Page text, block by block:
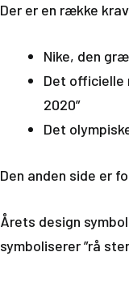
Der er en række
Nike, den
Det officielle
2020”
Det
Den anden side er
Årets design
symboliserer ”rå